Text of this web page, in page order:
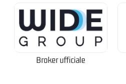
Broker ufficiale